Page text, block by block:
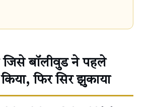
जिसे बॉलीवुड ने पहले
फिर सिर झुकाया